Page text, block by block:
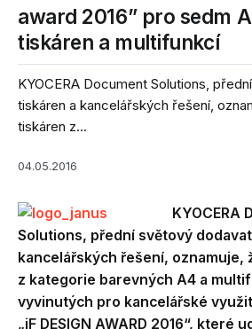
award 2016” pro sedm
tiskáren a multifunkcí
KYOCERA Document Solutions,
tiskáren a kancelářských řešení,
tiskáren z...
04.05.2016
KYOCERA
Solutions, přední světový
kancelářských řešení, oznamuje,
z kategorie barevných A4 a
vyvinutých pro kancelářské
„iF DESIGN AWARD 2016“, které